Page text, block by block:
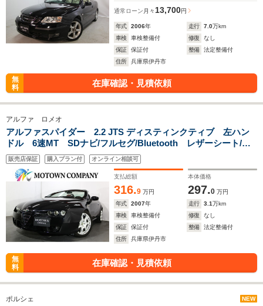
通常ローン 月々 13,700円
年式 2006年 走行 7.0万km
車検
車検整備付 修復
なし
保証
保証付 整備
法定整備付
住所
兵庫県伊丹市
無
料
在庫確認・見積依頼
アルファ ロメオ
アルファスパイダー 2.2 JTS ディスティンクティブ 左ハン
ドル 6速MT SDナビ/フルセグ/Bluetooth レザーシート/パ
ワーシート/シートヒーター クルーズコントロール リアコー
ナーセンサー 電動オープン/オートエアコン/18インチAW
販売店保証 購入プラン付 オンライン相談可
支払総額
316.9 万円
本体価格
297.0 万円
年式
2007年 走行 3.1万km
車検
車検整備付 修復
なし
保証
保証付 整備
法定整備付
住所
兵庫県伊丹市
無
料
在庫確認・見積依頼
ポルシェ NEW